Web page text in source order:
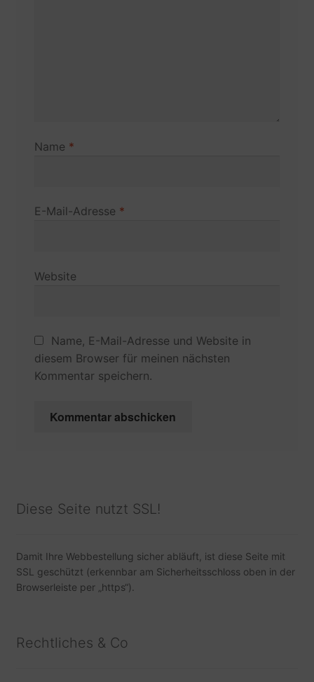
Name *
E-Mail-Adresse *
Website
Name, E-Mail-Adresse und Website in
diesem Browser für meinen nächsten
Kommentar speichern.
Diese Seite nutzt SSL!
Damit Ihre Webbestellung sicher abläuft, ist diese Seite mit
SSL geschützt (erkennbar am Sicherheitsschloss oben in der
Browserleiste per „https“).
Rechtliches & Co